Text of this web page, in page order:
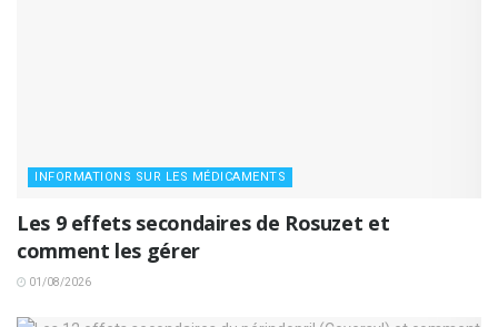
INFORMATIONS SUR LES MÉDICAMENTS
Les 9 effets secondaires de Rosuzet et
comment les gérer
01/08/2026